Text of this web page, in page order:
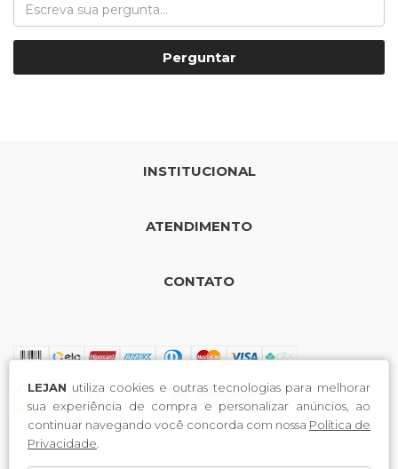
LEJAN utiliza cookies e outras tecnologias para melhorar
sua experiência de compra e personalizar anúncios, ao
continuar navegando você concorda com nossa Política de
Privacidade
Perguntar
INSTITUCIONAL
ATENDIMENTO
CONTATO